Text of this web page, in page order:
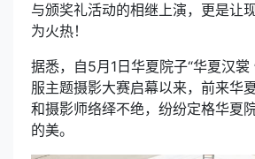
与颁奖礼活动的相继上演，更是让
为火热！
据悉，自5月1日华夏院子“华夏汉裳
服主题摄影大赛启幕以来，前来华
和摄影师络绎不绝，纷纷定格华夏
的美。